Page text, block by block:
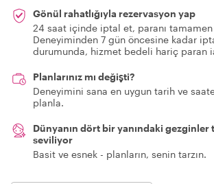
Gönül rahatlığıyla rezervasyon yap
24 saat içinde iptal et, paranı
Deneyiminden 7 gün öncesine kadar
durumunda, hizmet bedeli hariç paran
Planlarınız mı değişti?
Deneyimini sana en uygun tarih ve
planla.
Dünyanın dört bir yanındaki gezginler
seviliyor
Basit ve esnek - planların, senin tarzın.